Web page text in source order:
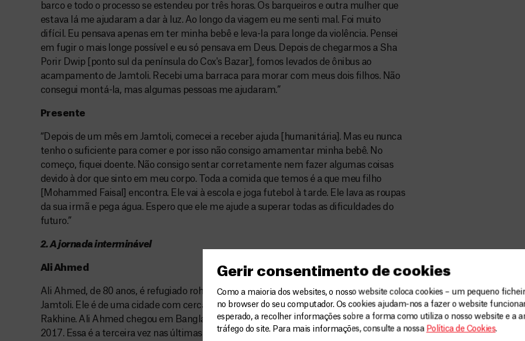
Gerir consentimento de cookies
Como a maioria dos websites, o nosso website coloca cookies – um pequeno
no browser do seu computador. Os cookies ajudam-nos a fazer o website
esperado, a recolher informações sobre a forma como utiliza o nosso website e a
tráfego do site. Para mais informações, consulte a nossa Política de Cookies.
barco e todo o processo se estendeu por três horas. Os barqueiros e outra mulher que
estava lá me ajudaram a dar à luz. Ao longo da viagem eu me senti mal. Foi muito
difícil. Eu pensava apenas em ter minha bebê e leva-la para longe da violência. Pensei
em fugir o mais longe possível e eu só pensava em Deus. Depois de chegarmos a Sha
Porir Dwip [ponto sul da península do Cox's Bazar], fomos levados de ônibus ao
acampamento de Jamtoli. Recebi uma barraca para morar com meus dois filhos. Não
consegui montá-la, mas algumas pessoas me ajudaram.”
Presente
“Depois de um mês em Jamtoli, comecei a receber ajuda [humanitária]. Mas eu nunca
tenho o suficiente para comer e por isso não consigo amamentar minha bebê. No
começo, fiquei doente. Não consigo sentar corretamente nem fazer algumas coisas
devido à dor que sinto em meu corpo. Toda a comida que temos é a que meu filho
[Mohammed Faisal] encontra. Ele vai à escola e joga futebol à tarde. Ele lava as roupas
da sua irmã e pega água. Espero que ele me ajude a superar todas as dificuldades do
futuro.”
2. A jornada interminável
Ali Ahmed
Ali Ahmed, de 80 anos, é refugiado rohingya e mora no assentamento improvisado de
Jamtoli. Ele é de uma cidade com cerca de 5 mil casas no distrito de Buthidaung,
Rakhine. Ali Ahmed chegou em Bangladesh na primeira semana de setembro de
2017. Essa é a terceira vez nas últimas quatro décadas que ele se refugia no país. Três